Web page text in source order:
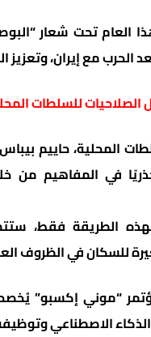
العام تحت شعار
الحرب مع إيران، وتعزيز
الصلاحيات للسلطات
المحلية، حاييم
في المفاهيم من
الطريقة فقط،
للسكان في الظروف
“موني إكسبو”
الاصطناعي